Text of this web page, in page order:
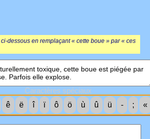
dessous en remplaçant « cette boue » par « ces
Caractères spéciaux
ê ë î ï ô ö ù û ü - ; «